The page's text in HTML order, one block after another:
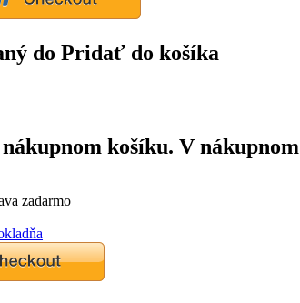
do Pridať do košíka
košíku. V
zadarmo